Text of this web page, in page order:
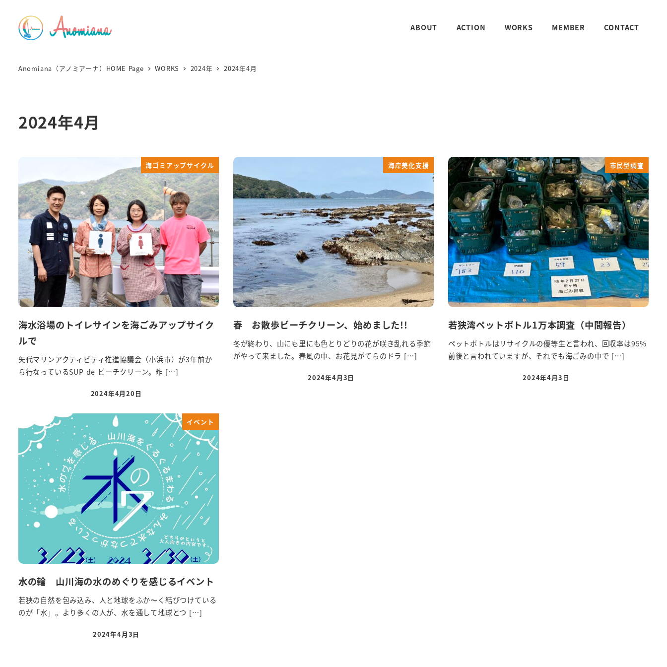
ABOUT ACTION WORKS MEMBER CONTACT
Anomiana（アノミアーナ）HOME Page WORKS 2024年 2024年4月
2024年4月
海ゴミアップサイクル
海水浴場のトイレサインを海ごみアップサイク
ルで
矢代マリンアクティビティ推進協議会（小浜市）が3年前か
ら行なっているSUP de ビーチクリーン。昨 […]
2024年4月20日
海岸美化支援
春 お散歩ビーチクリーン、始めました!!
冬が終わり、山にも里にも色とりどりの花が咲き乱れる季節
がやって来ました。春風の中、お花見がてらのドラ […]
2024年4月3日
市民型調査
若狭湾ペットボトル1万本調査（中間報告）
ペットボトルはリサイクルの優等生と言われ、回収率は95%
前後と言われていますが、それでも海ごみの中で […]
2024年4月3日
イベント
水の輪 山川海の水のめぐりを感じるイベント
若狭の自然を包み込み、人と地球をふか〜く結びつけている
のが「水」。より多くの人が、水を通して地球とつ […]
2024年4月3日